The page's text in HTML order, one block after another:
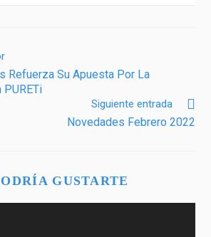
Refuerza Su Apuesta Por La
Siguiente entrada
Novedades Febrero 2022
GUSTARTE